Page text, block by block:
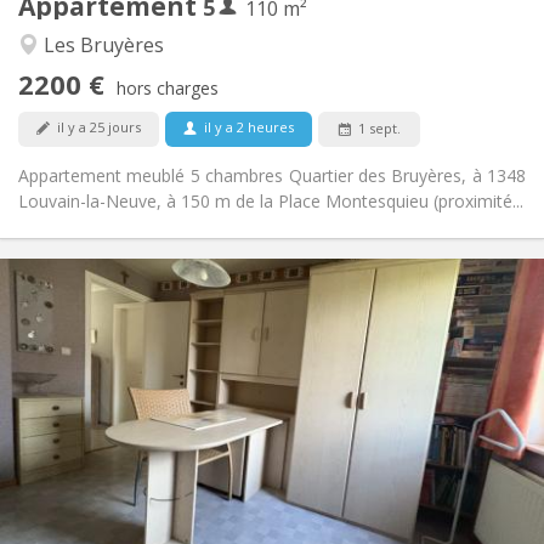
5
110 m²
Les Bruyères
2200 € hors charges
il y a 25 jours il y a 2 heures 1 sept.
Appartement meublé 5 chambres Quartier des Bruyères, à 1348
Louvain-la-Neuve, à 150 m de la Place Montesquieu (proximité...
Non
Infos Pratiques
Loyer:
350 €
Charges:
50 €
Durée:
12 mois, 10 mois
Domiciliation:
Aménagement
Salle de bain:
Commune
Cuisine:
Commune
Superficie:
60 m